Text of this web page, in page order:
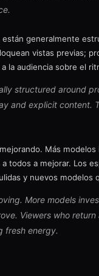
generalmente
vistas previas;
la audiencia sobre el
structured around
and explicit content.
Más
todos a mejorar. Los
y nuevos modelos
More models
Viewers who
fresh energy.